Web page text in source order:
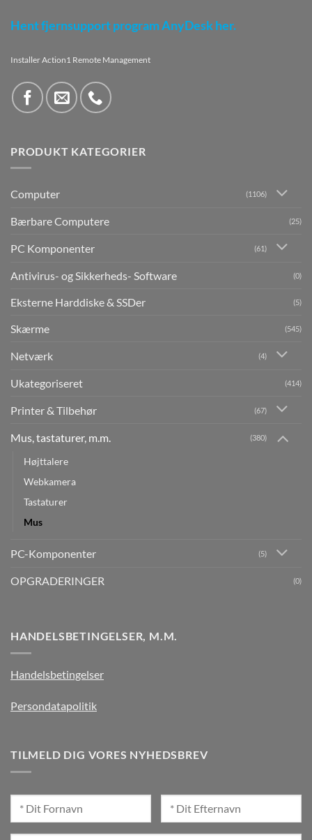
Hent fjernsupport program AnyDesk her.
Installer Action1 Remote Management
PRODUKT KATEGORIER
Computer (1106)
Bærbare Computere (25)
PC Komponenter (61)
Antivirus- og Sikkerheds- Software (0)
Eksterne Harddiske & SSDer (5)
Skærme (545)
Netværk (4)
Ukategoriseret (414)
Printer & Tilbehør (67)
Mus, tastaturer, m.m. (380)
Højttalere
Webkamera
Tastaturer
Mus
PC-Komponenter (5)
OPGRADERINGER (0)
HANDELSBETINGELSER, M.M.
Handelsbetingelser
Persondatapolitik
TILMELD DIG VORES NYHEDSBREV